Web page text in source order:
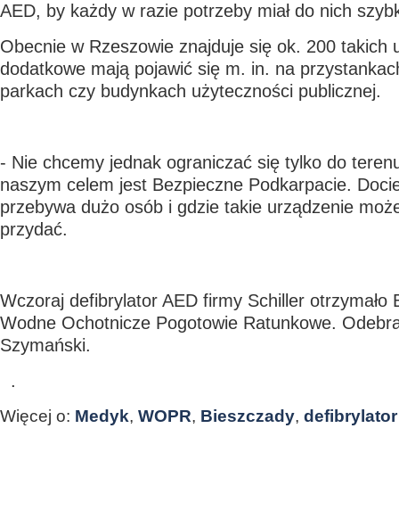
AED, by każdy w razie potrzeby miał do nich
Obecnie w Rzeszowie znajduje się ok. 200 takich
dodatkowe mają pojawić się m. in. na
parkach czy budynkach użyteczności publicznej.
- Nie chcemy jednak ograniczać się tylko do
naszym celem jest Bezpieczne Podkarpacie.
przebywa dużo osób i gdzie takie urządzenie
przydać.
Wczoraj defibrylator AED firmy Schiller otrzymało
Wodne Ochotnicze Pogotowie Ratunkowe.
Szymański.
.
Więcej o: Medyk, WOPR, Bieszczady, defibrylator